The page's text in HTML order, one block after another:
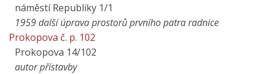
náměstí Republiky 1/1
1959 další úprava prostorů prvního patra radnice
Prokopova č. p. 102
Prokopova 14/102
autor přístavby